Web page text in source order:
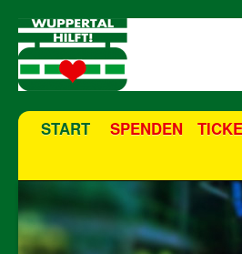
START SPENDEN